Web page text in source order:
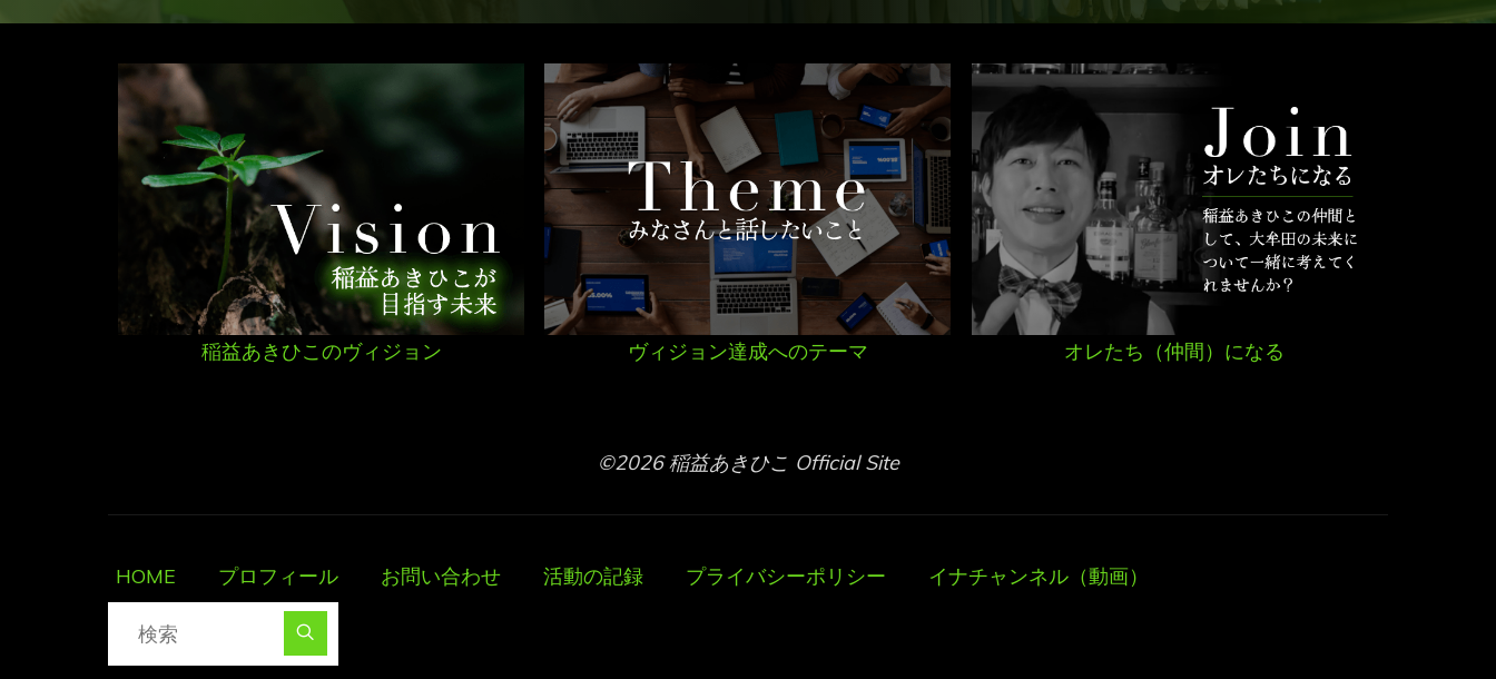
稲益あきひこのヴィジョン ヴィジョン達成へのテーマ オレたち（仲間）になる
©2026 稲益あきひこ Official Site
HOME プロフィール お問い合わせ 活動の記録 プライバシーポリシー
イナチャンネル（動画）
検索